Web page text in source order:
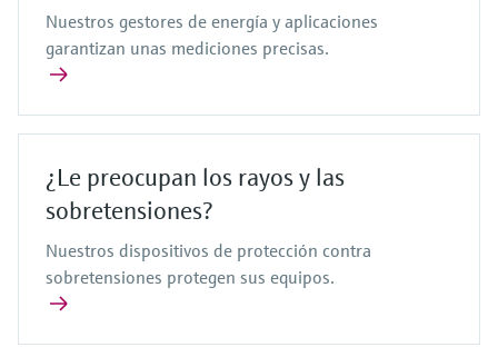
Nuestros gestores de energía y aplicaciones
garantizan unas mediciones precisas.
¿Le preocupan los rayos y las
sobretensiones?
Nuestros dispositivos de protección contra
sobretensiones protegen sus equipos.